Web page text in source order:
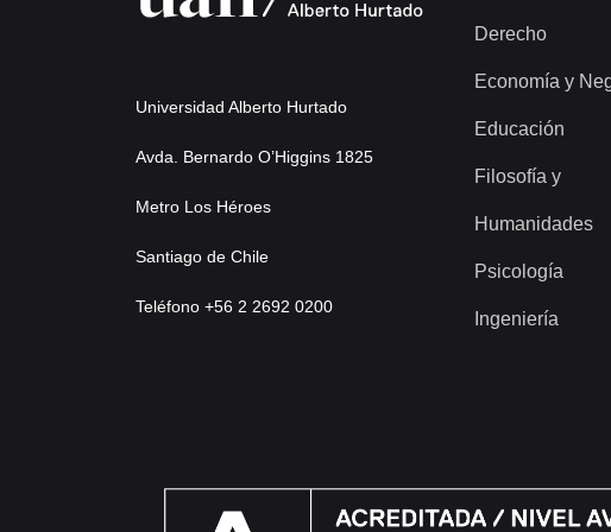
Universidad Alberto Hurtado
Avda. Bernardo O’Higgins 1825
Metro Los Héroes
Santiago de Chile
Teléfono +56 2 2692 0200
Derecho
Economía y
Educación
Filosofía y
Humanidades
Psicología
Ingeniería